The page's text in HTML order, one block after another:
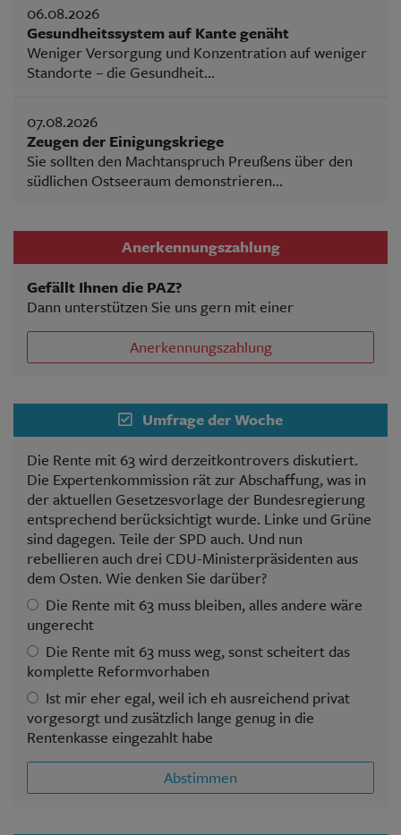
06.08.2026
Gesundheitssystem auf Kante genäht
Weniger Versorgung und Konzentration auf weniger
Standorte – die Gesundheit...
07.08.2026
Zeugen der Einigungskriege
Sie sollten den Machtanspruch Preußens über den
südlichen Ostseeraum demonstrieren...
Anerkennungszahlung
Gefällt Ihnen die PAZ?
Dann unterstützen Sie uns gern mit einer
Anerkennungszahlung
Umfrage der Woche
Die Rente mit 63 wird derzeitkontrovers diskutiert.
Die Expertenkommission rät zur Abschaffung, was in
der aktuellen Gesetzesvorlage der Bundesregierung
entsprechend berücksichtigt wurde. Linke und Grüne
sind dagegen. Teile der SPD auch. Und nun
rebellieren auch drei CDU-Ministerpräsidenten aus
dem Osten. Wie denken Sie darüber?
Die Rente mit 63 muss bleiben, alles andere wäre
ungerecht
Die Rente mit 63 muss weg, sonst scheitert das
komplette Reformvorhaben
Ist mir eher egal, weil ich eh ausreichend privat
vorgesorgt und zusätzlich lange genug in die
Rentenkasse eingezahlt habe
Abstimmen